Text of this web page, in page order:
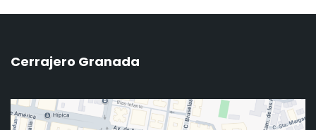
Cerrajero Granada